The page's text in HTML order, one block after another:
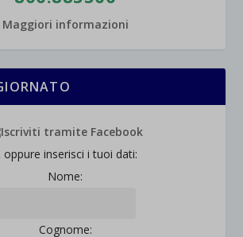
Maggiori informazioni
oppure inserisci i tuoi dati:
Nome:
Cognome: